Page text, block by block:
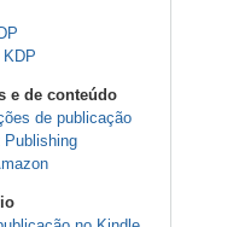
KDP
e de conteúdo
de publicação
Publishing